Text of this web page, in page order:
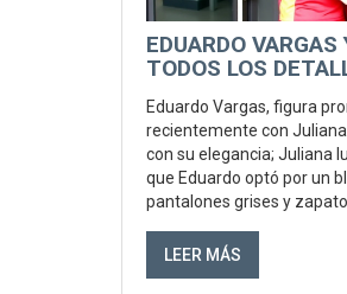
EDUARDO
TODOS LOS
Eduardo Vargas, figura
recientemente con
con su elegancia; Juliana
que Eduardo optó por un
pantalones grises y
sus opciones de vestuario.
LEER MÁS